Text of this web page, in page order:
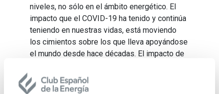
niveles, no sólo en el ám­bito energético. El
impacto que el COVID-19 ha tenido y continúa
teniendo en nuestras vidas, está moviendo
los cimientos sobre los que lleva apoyándose
el mundo desde hace décadas. El impacto de
economía, la salud, las relaciones sociales, el
trabajo, y por supuesto también, la ener­gía, no